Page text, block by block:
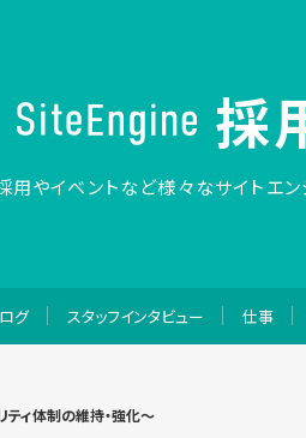
採
用やイベントなど様々なサイトエ
グ スタッフインタビュー 仕事
ティ体制の維持・強化〜